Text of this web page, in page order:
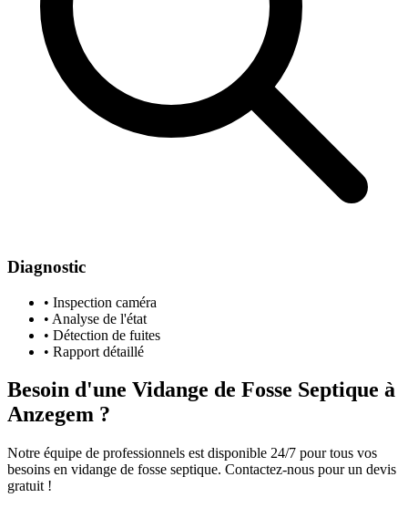
Diagnostic
• Inspection caméra
• Analyse de l'état
• Détection de fuites
• Rapport détaillé
Besoin d'une Vidange de Fosse Septique à
Anzegem ?
Notre équipe de professionnels est disponible 24/7 pour tous vos
besoins en vidange de fosse septique. Contactez-nous pour un devis
gratuit !